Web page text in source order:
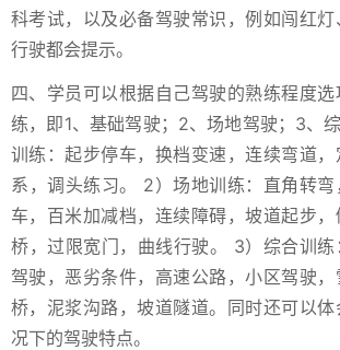
科考试，以及必备驾驶常识，例如闯红
行驶都会提示。
四、学员可以根据自己驾驶的熟练程度选
练，即1、基础驾驶；2、场地驾驶；3、
训练：起步停车，换档变速，连续弯道
系，调头练习。 2）场地训练：直角转
车，百米加减档，连续障碍，坡道起步
桥，过限宽门，曲线行驶。 3）综合训
驾驶，恶劣条件，高速公路，小区驾驶
桥，泥浆沟路，坡道隧道。同时还可以
况下的驾驶特点。